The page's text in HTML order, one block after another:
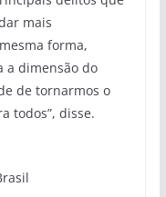
mais
forma,
a dimensão do
de tornarmos o
todos”, disse.